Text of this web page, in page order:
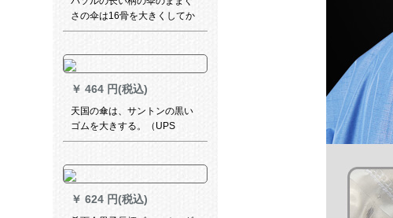
さの伞は16骨を大きくしてか
ら2人の大きな伞の黒いゴムを
めに、伞のパソルビルのビル
の青い灰色の10009 ELCJを兼
用します。
￥ 464 円(税込)
天国の傘は、サントンの黒い
ゴムを大きする。（UPS
50+）玉樹臨風三折晴雨兼用
￥ 624 円(税込)